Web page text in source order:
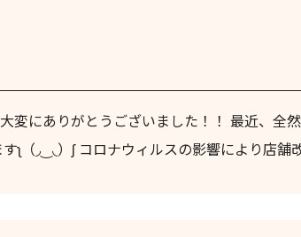
にありがとうございました！！ 最近、全
ʅ（◞‿◟）ʃ コロナウィルスの影響により店舗